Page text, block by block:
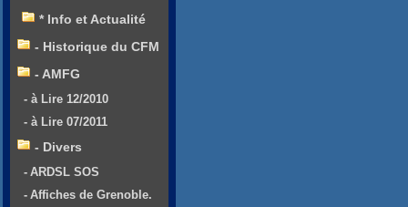
* Info et Actualité
- Historique du CFM
- AMFG
- à Lire 12/2010
- à Lire 07/2011
- Divers
- ARDSL SOS
- Affiches de Grenoble.